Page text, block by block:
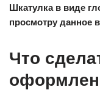
Шкатулка в виде
просмотру данное
Что